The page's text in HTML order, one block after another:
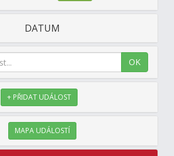
DATUM
OK
+ PŘIDAT UDÁLOST
MAPA UDÁLOSTÍ